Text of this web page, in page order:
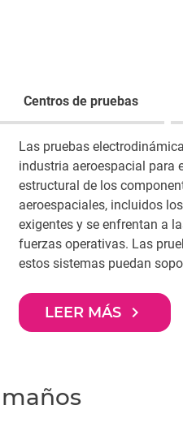
Centros de pruebas
Las pruebas
industria aeroespacial para
estructural de los
aeroespaciales, incluidos
exigentes y se enfrentan a
fuerzas operativas. Las
estos sistemas puedan
LEER MÁS navigate_next